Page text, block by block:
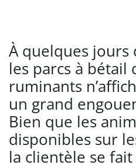
À quelques jours
les parcs à bétail
ruminants
un grand
Bien que les
disponibles sur
la clientèle se